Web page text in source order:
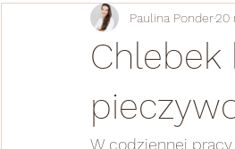
Paulina Ponder20
W codziennej